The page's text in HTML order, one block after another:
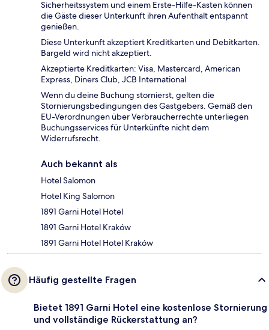
Sicherheitssystem und einem Erste-Hilfe-Kasten können
die Gäste dieser Unterkunft ihren Aufenthalt entspannt
genießen.
Diese Unterkunft akzeptiert Kreditkarten und Debitkarten.
Bargeld wird nicht akzeptiert.
Akzeptierte Kreditkarten: Visa, Mastercard, American
Express, Diners Club, JCB International
Wenn du deine Buchung stornierst, gelten die
Stornierungsbedingungen des Gastgebers. Gemäß den
EU-Verordnungen über Verbraucherrechte unterliegen
Buchungsservices für Unterkünfte nicht dem
Widerrufsrecht.
Auch bekannt als
Hotel Salomon
Hotel King Salomon
1891 Garni Hotel Hotel
1891 Garni Hotel Kraków
1891 Garni Hotel Hotel Kraków
Häufig gestellte Fragen
Bietet 1891 Garni Hotel eine kostenlose Stornierung
und vollständige Rückerstattung an?